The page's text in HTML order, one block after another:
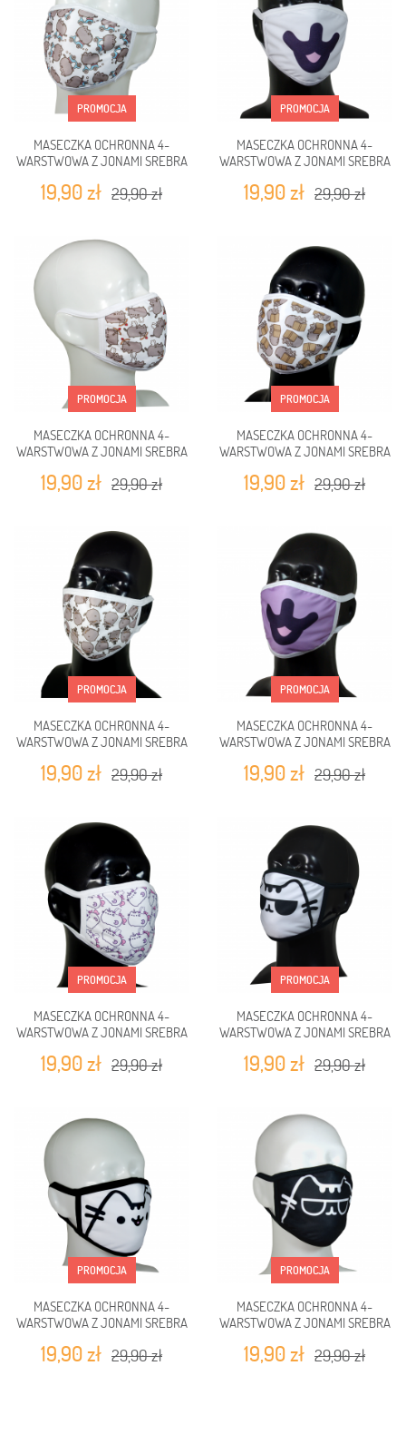
PROMOCJA
MASECZKA OCHRONNA 4-
WARSTWOWA Z JONAMI SREBRA
19,90 zł 29,90 zł
PROMOCJA
MASECZKA OCHRONNA 4-
WARSTWOWA Z JONAMI SREBRA
19,90 zł 29,90 zł
PROMOCJA
MASECZKA OCHRONNA 4-
WARSTWOWA Z JONAMI SREBRA
19,90 zł 29,90 zł
PROMOCJA
MASECZKA OCHRONNA 4-
WARSTWOWA Z JONAMI SREBRA
19,90 zł 29,90 zł
PROMOCJA
MASECZKA OCHRONNA 4-
WARSTWOWA Z JONAMI SREBRA
19,90 zł 29,90 zł
PROMOCJA
MASECZKA OCHRONNA 4-
WARSTWOWA Z JONAMI SREBRA
19,90 zł 29,90 zł
PROMOCJA
MASECZKA OCHRONNA 4-
WARSTWOWA Z JONAMI SREBRA
19,90 zł 29,90 zł
PROMOCJA
MASECZKA OCHRONNA 4-
WARSTWOWA Z JONAMI SREBRA
19,90 zł 29,90 zł
PROMOCJA
MASECZKA OCHRONNA 4-
WARSTWOWA Z JONAMI SREBRA
19,90 zł 29,90 zł
PROMOCJA
MASECZKA OCHRONNA 4-
WARSTWOWA Z JONAMI SREBRA
19,90 zł 29,90 zł